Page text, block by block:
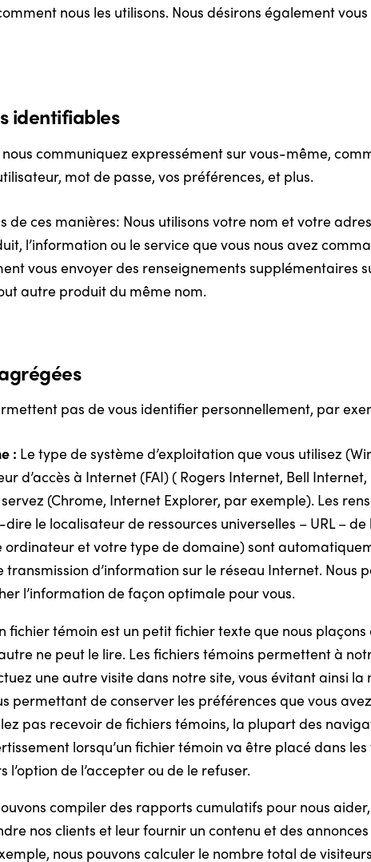
nous les utilisons. Nous désirons également
identifiables
communiquez expressément sur vous-même,
mot de passe, vos préférences, et plus.
de ces manières: Nous utilisons votre nom et votre
l’information ou le service que vous nous avez
vous envoyer des renseignements supplémentaires
autre produit du même nom.
pas de vous identifier personnellement, par
: Le type de système d’exploitation que vous utilisez
d’accès à Internet (FAI) ( Rogers Internet, Bell
(Chrome, Internet Explorer, par exemple). Les
le localisateur de ressources universelles – URL –
ordinateur et votre type de domaine) sont
d’information sur le réseau Internet. Nous
l’information de façon optimale pour vous.
fichier témoin est un petit fichier texte que nous plaçons
ne peut le lire. Les fichiers témoins permettent à
une autre visite dans notre site, vous évitant ainsi la
permettant de conserver les préférences que vous
pas recevoir de fichiers témoins, la plupart des
lorsqu’un fichier témoin va être placé dans
de l’accepter ou de le refuser.
compiler des rapports cumulatifs pour nous
nos clients et leur fournir un contenu et des
nous pouvons calculer le nombre total de